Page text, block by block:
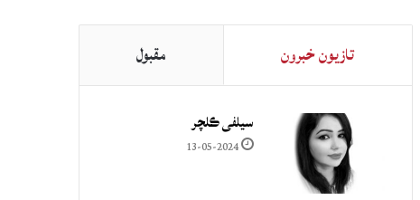
تازيون خبرون مقبول
سيلفي ڪلچر
13-05-2024